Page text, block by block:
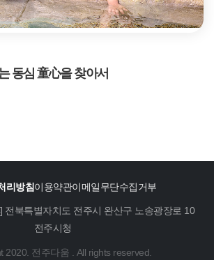
동심 童心을 찾아서
리방침이용약관이메일무단수집거부
전북특별자치도 전주시 완산구 노송광장로 10
전주시청
2020. 전주다움 . All rights reserved.